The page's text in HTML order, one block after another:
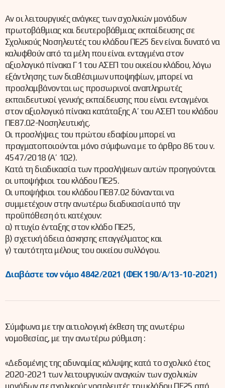
Αν οι λειτουργικές ανάγκες των σχολικών μονάδων
πρωτοβάθμιας και δευτεροβάθμιας εκπαίδευσης σε
Σχολικούς Νοσηλευτές του κλάδου ΠΕ25 δεν είναι δυνατό να
καλυφθούν από τα μέλη που είναι ενταγμένα στον
αξιολογικό πίνακα Γ1 του ΑΣΕΠ του οικείου κλάδου, λόγω
εξάντλησης των διαθέσιμων υποψηφίων, μπορεί να
προσλαμβάνονται ως προσωρινοί αναπληρωτές
εκπαιδευτικοί γενικής εκπαίδευσης που είναι ενταγμένοι
στον αξιολογικό πίνακα κατάταξης Α’ του ΑΣΕΠ του κλάδου
ΠΕ87.02-Νοσηλευτικής.
Οι προσλήψεις του πρώτου εδαφίου μπορεί να
πραγματοποιούνται μόνο σύμφωνα με το άρθρο 86 του ν.
4547/2018 (Α’ 102).
Κατά τη διαδικασία των προσλήψεων αυτών προηγούνται
οι υποψήφιοι του κλάδου ΠΕ25.
Οι υποψήφιοι του κλάδου ΠΕ87.02 δύνανται να
συμμετέχουν στην ανωτέρω διαδικασία υπό την
προϋπόθεση ότι κατέχουν:
α) πτυχίο ένταξης στον κλάδο ΠΕ25,
β) σχετική άδεια άσκησης επαγγέλματος και
γ) ταυτότητα μέλους του οικείου συλλόγου.
Διαβάστε τον νόμο 4842/2021 (ΦΕΚ 190/Α/13-10-2021)
Σύμφωνα με την αιτιολογική έκθεση της ανωτέρω
νομοθεσίας, με την ανωτέρω ρύθμιση :
«Δεδομένης της αδυναμίας κάλυψης κατά το σχολικό έτος
2020-2021 των λειτουργικών αναγκών των σχολικών
μονάδων σε σχολικούς νοσηλευτές του κλάδου ΠΕ25 από